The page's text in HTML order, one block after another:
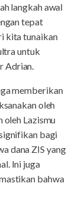
langkah awal
tepat
kita tunaikan
untuk
Adrian.
memberikan
oleh
oleh Lazismu
bagi
dana ZIS yang
Ini juga
bahwa